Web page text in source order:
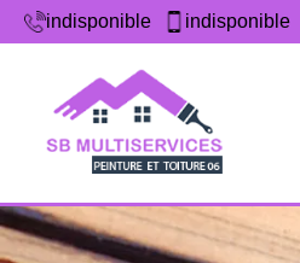
indisponible indisponible